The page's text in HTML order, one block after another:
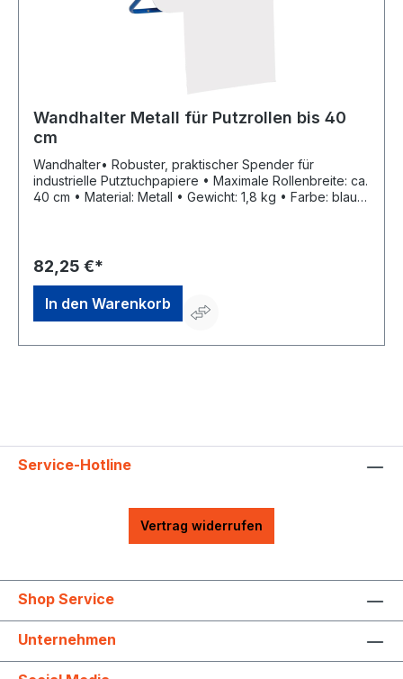
Wandhalter Metall für Putzrollen bis 40
cm
Wandhalter• Robuster, praktischer Spender für
industrielle Putztuchpapiere • Maximale Rollenbreite: ca.
40 cm • Material: Metall • Gewicht: 1,8 kg • Farbe: blau
ohne Putzrolle.
82,25 €*
In den Warenkorb
Service-Hotline
Vertrag widerrufen
Shop Service
Unternehmen